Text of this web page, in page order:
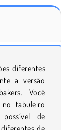
diferentes
a versão
Você
tabuleiro
de